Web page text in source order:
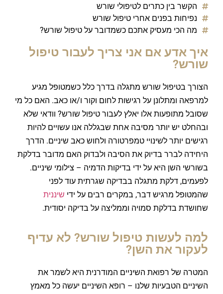
הקשר בין כתרים לטיפולי שורש
נפיחות בפנים אחרי טיפול שורש
מה הכי מעסיק אתכם כשמדובר על טיפול שורש?
איך אדע אם אני צריך לעבור טיפול
שורש?
הצורך בטיפול שורש מתגלה בדרך כלל כשמטופל מגיע
למרפאה ומתלונן על רגישות לחום וקור ו/או כאב. האם כל מי
שסובל מתופעות אלו יאלץ לעבור טיפול שורש? וודאי שלא
ובהחלט יש יותר מסיבה אחת שבגללה אנו עשויים להיות
רגישים יותר לשינויי טמפרטורה ולחוש כאב שיניים. הדרך
היחידה לברר בדיוק את הסיבה ולבדוק האם מדובר בדלקת
בשורשי השן היא על ידי בדיקות הדמיה – צילומי שיניים.
לפעמים, דלקת מתגלה בבדיקה שגרתית עוד לפני
שהמטופל מרגיש דבר, במקרים רבים על ידי שיננית
שחושדת בדלקת סמויה וממליצה על בדיקה יסודית.
למה לעשות טיפול שורש? לא עדיף
לעקור את השן?
המטרה של רפואת השיניים המודרנית היא לשמר את
השיניים הטבעיות שלנו – רופא השיניים יעשה כל מאמץ